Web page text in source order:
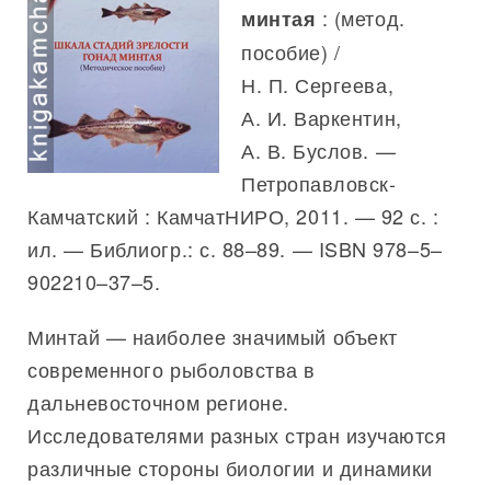
минтая : (метод.
пособие) /
Н. П. Сергеева,
А. И. Варкентин,
А. В. Буслов. —
Петропавловск-
Камчатский : КамчатНИРО, 2011. — 92 с. :
ил. — Библиогр.: с. 88–89. — ISBN 978–5–
902210–37–5.
Минтай — наиболее значимый объект
современного рыболовства в
дальневосточном регионе.
Исследователями разных стран изучаются
различные стороны биологии и динамики